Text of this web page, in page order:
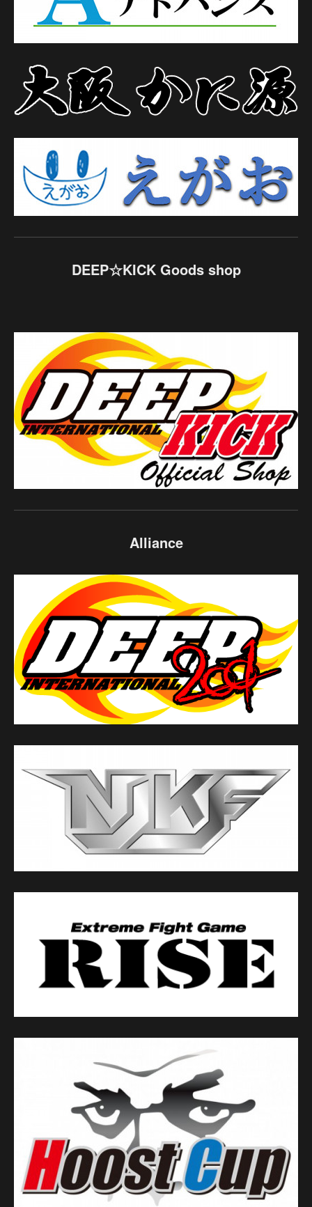
DEEP☆KICK Goods shop
Alliance